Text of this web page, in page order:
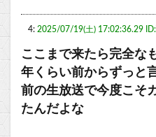
4: 2025/07/19(土) 17:02:36.29
ここまで来たら完全な
年くらい前からずっと
前の生放送で今度こそ
たんだよな